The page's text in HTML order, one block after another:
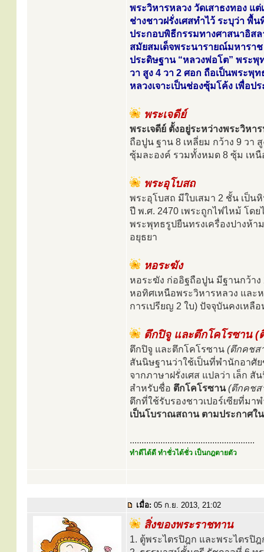
พระวิหารหลวง วัดเสาธงทอง แ
ช่างชาวฝรั่งเศสทำไว้ ระบุว่า พื้
ประกอบพิธีกรรมทางศาสนาอิสล
สมัยสมเด็จพระนารายณ์มหารา
ประดิษฐาน “หลวงพ่อโต” พระ
วา สูง 4 วา 2 ศอก ถือเป็นพระ
หลวงเจาะเป็นช่องซุ้มโค้ง เพื่อ
พระเจดีย์
พระเจดีย์ ตั้งอยู่ระหว่างพระวิหา
ถือปูน ฐาน 8 เหลี่ยม กว้าง 9 วา
ซุ้มละองค์ รวมทั้งหมด 8 ซุ้ม เหนื
พระอุโบสถ
พระอุโบสถ มีใบเสมา 2 ชั้น เป็น
ปี พ.ศ. 2470 เพระถูกไฟไหม้ โด
พระพุทธรูปยืนทรงเครื่องปางห้า
อยุธยา
หอระฆัง
หอระฆัง ก่ออิฐถือปูน มีฐานกว้า
หอทิศเหนือพระวิหารหลวง และ
การเปรียญ 2 ใบ) ปัจจุบันคงเหลื
ตึกปิจู และตึกโคโรซาน (
ตึกปิจู และตึกโคโรซาน (ตึกคชส
สันนิษฐานว่าใช้เป็นที่พำนักอาศัย
จากภาษาฝรั่งเศส แปลว่า เล็ก
สำหรับชื่อ ตึกโคโรซาน (ตึกคชส
ตึกที่ใช้รับรองชาวเปอร์เซียที่มา
เป็นโบราณสถาน ตามประกาศใ
.....................................................
ทำดีได้ดี ทำชั่วได้ชั่ว เป็นกฎตายตัว
เมื่อ: 05 ก.ย. 2013, 21:02
สิ่งของพระราชทาน
1. ตู้พระไตรปิฎก และพระไตรปิ